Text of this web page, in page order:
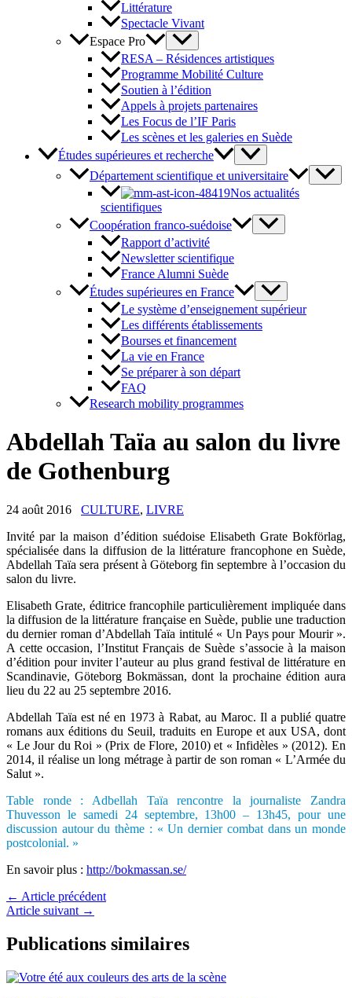
Littérature
Spectacle Vivant
Espace Pro
RESA – Résidences artistiques
Programme Mobilité Culture
Soutien à l’édition
Appels à projets partenaires
Les Focus de l’IF Paris
Les scènes et les galeries en Suède
Études supérieures et recherche
Département scientifique et universitaire
Nos actualités
scientifiques
Coopération franco-suédoise
Rapport d’activité
Newsletter scientifique
France Alumni Suède
Études supérieures en France
Le système d’enseignement supérieur
Les différents établissements
Bourses et financement
La vie en France
Se préparer à son départ
FAQ
Research mobility programmes
Abdellah Taïa au salon du livre
de Gothenburg
24 août 2016 CULTURE, LIVRE
Invité par la maison d’édition suédoise Elisabeth Grate Bokförlag,
spécialisée dans la diffusion de la littérature francophone en Suède,
Abdellah Taïa sera présent à Göteborg fin septembre à l’occasion du
salon du livre.
Elisabeth Grate, éditrice francophile particulièrement impliquée dans
la diffusion de la littérature française en Suède, publie une traduction
du dernier roman d’Abdellah Taïa intitulé « Un Pays pour Mourir ».
A cette occasion, l’Institut Français de Suède s’associe à la maison
d’édition pour inviter l’auteur au plus grand festival de littérature en
Scandinavie, Göteborg Bokmässan, dont la prochaine édition aura
lieu du 22 au 25 septembre 2016.
Abdellah Taïa est né en 1973 à Rabat, au Maroc. Il a publié quatre
romans aux éditions du Seuil, traduits en Europe et aux USA, dont
« Le Jour du Roi » (Prix de Flore, 2010) et « Infidèles » (2012). En
2014, il réalise un long métrage à partir de son roman « L’Armée du
Salut ».
Table ronde : Adbellah Taïa rencontre la journaliste Zandra
Thuvesson le samedi 24 septembre, 13h00 – 13h45, pour une
discussion autour du thème : « Un dernier combat dans un monde
postcolonial. »
En savoir plus : http://bokmassan.se/
← Article précédent
Article suivant →
Publications similaires